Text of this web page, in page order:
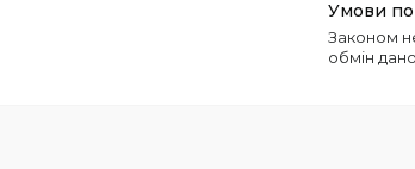
Законом не передбачено повернення та
обмін